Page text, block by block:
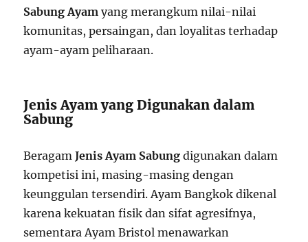
Sabung Ayam yang merangkum nilai-nilai
komunitas, persaingan, dan loyalitas terhadap
ayam-ayam peliharaan.
Jenis Ayam yang Digunakan dalam
Sabung
BeragamJenis Ayam Sabung digunakan dalam
kompetisi ini, masing-masing dengan
keunggulan tersendiri. Ayam Bangkok dikenal
karena kekuatan fisik dan sifat agresifnya,
sementara Ayam Bristol menawarkan